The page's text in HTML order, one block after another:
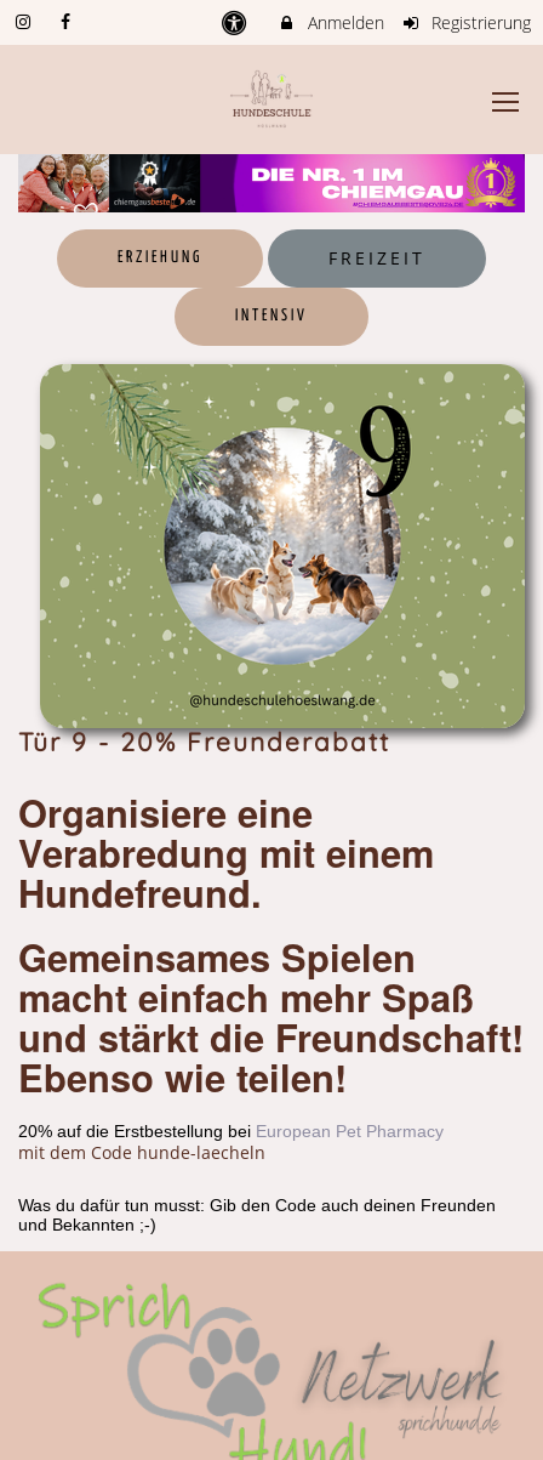
Anmelden Registrierung
ERZIEHUNG FREIZEIT
INTENSIV
Tür 9 - 20% Freunderabatt
Organisiere eine
Verabredung mit einem
Hundefreund.
Gemeinsames Spielen
macht einfach mehr Spaß
und stärkt die Freundschaft!
Ebenso wie teilen!
20% auf die Erstbestellung bei European Pet Pharmacy
mit dem Code hunde-laecheln
Was du dafür tun musst: Gib den Code auch deinen Freunden
und Bekannten ;-)